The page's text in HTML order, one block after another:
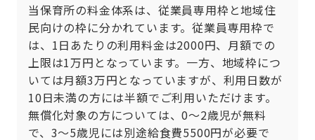
当保育所の料金体系は、従業員専用枠と地域住
民向けの枠に分かれています。従業員専用枠で
は、1日あたりの利用料金は2000円、月額での
上限は1万円となっています。一方、地域枠につ
いては月額3万円となっていますが、利用日数が
10日未満の方には半額でご利用いただけます。
無償化対象の方については、0～2歳児が無料
で、3～5歳児には別途給食費5500円が必要で